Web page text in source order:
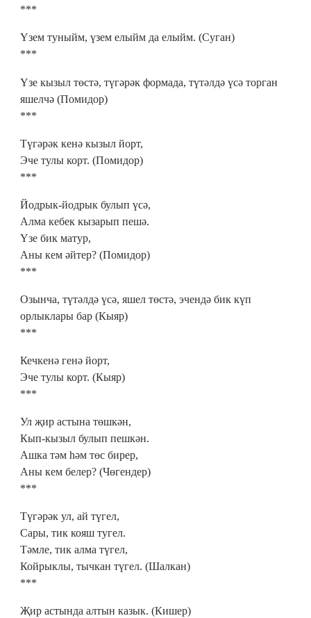
***
Үзем туныйм, үзем елыйм да елыйм. (Суган)
***
Үзе кызыл төстә, түгәрәк формада, түтәлдә үсә торган
яшелчә (Помидор)
***
Түгәрәк кенә кызыл йорт,
Эче тулы корт. (Помидор)
***
Йодрык-йодрык булып үсә,
Алма кебек кызарып пешә.
Үзе бик матур,
Аны кем әйтер? (Помидор)
***
Озынча, түтәлдә үсә, яшел төстә, эчендә бик күп
орлыклары бар (Кыяр)
***
Кечкенә генә йорт,
Эче тулы корт. (Кыяр)
***
Ул җир астына төшкән,
Кып-кызыл булып пешкән.
Ашка тәм һәм төс бирер,
Аны кем белер? (Чөгендер)
***
Түгәрәк ул, ай түгел,
Сары, тик кояш тугел.
Тәмле, тик алма түгел,
Койрыклы, тычкан түгел. (Шалкан)
***
Җир астында алтын казык. (Кишер)